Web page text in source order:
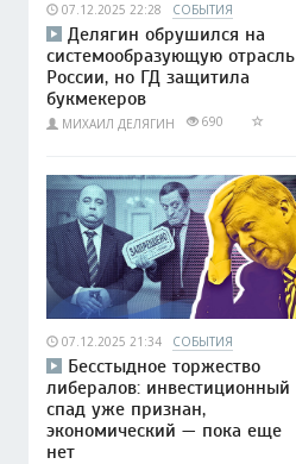
07.12.2025 22:28 СОБЫТИЯ
Делягин обрушился на
системообразующую отрасль
России, но ГД защитила
букмекеров
МИХАИЛ ДЕЛЯГИН 690
07.12.2025 21:34 СОБЫТИЯ
Бесстыдное торжество
либералов: инвестиционный
спад уже признан,
экономический — пока еще
нет